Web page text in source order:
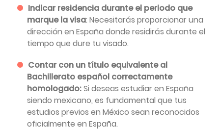
Indicar residencia durante el periodo que
marque la visa: Necesitarás proporcionar una
dirección en España donde residirás durante el
tiempo que dure tu visado.
Contar con un título equivalente al
Bachillerato español correctamente
homologado:Si deseas estudiar en España
siendo mexicano, es fundamental que tus
estudios previos en México sean reconocidos
oficialmente en España.